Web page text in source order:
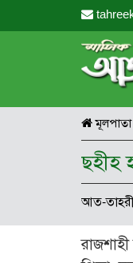
মূলপাতা
ছহীহ
আত-